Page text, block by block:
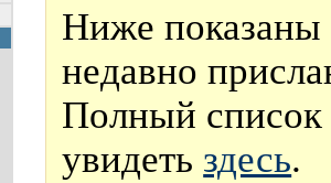
Ниже показаны
недавно
Полный
увидеть здесь.